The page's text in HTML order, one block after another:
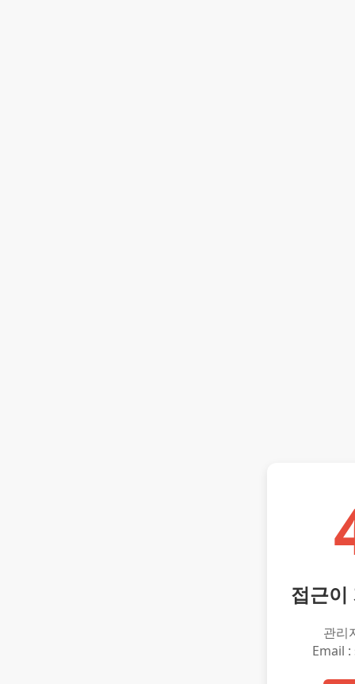
접근이
관리
Email